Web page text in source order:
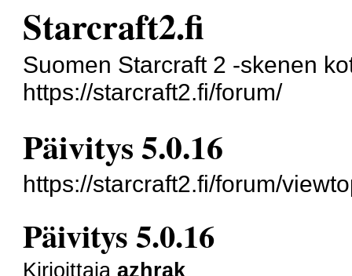
Starcraft2.fi
Suomen Starcraft 2 -skenen
https://starcraft2.fi/forum/
Päivitys 5.0.16
https://starcraft2.fi/forum/
Päivitys 5.0.16
Kirjoittajaazhrak